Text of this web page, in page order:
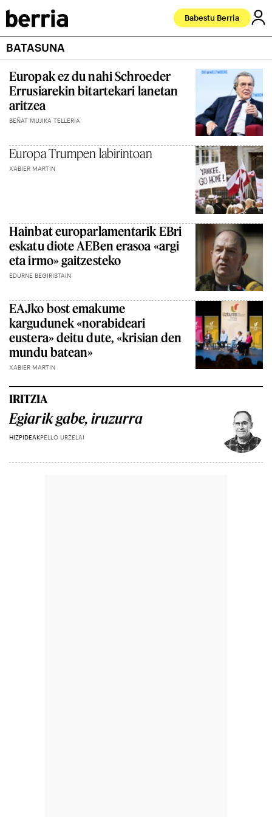
Babestu Berria
BATASUNA
Europak ez du nahi Schroeder
Errusiarekin bitartekari lanetan
aritzea
BEÑAT MUJIKA TELLERIA
Europa Trumpen labirintoan
XABIER MARTIN
Hainbat europarlamentarik EBri
eskatu diote AEBen erasoa «argi
eta irmo» gaitzesteko
EDURNE BEGIRISTAIN
EAJko bost emakume
kargudunek «norabideari
eustera» deitu dute, «krisian den
mundu batean»
XABIER MARTIN
IRITZIA
Egiarik gabe, iruzurra
HIZPIDEAKPELLO URZELAI